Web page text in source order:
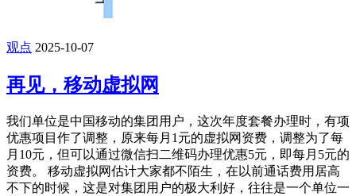
观点 2025-10-07
再见，移动虚拟网
我们单位是中国移动的集团用户，这次年度套餐办理时，有项
优惠项目作了调整，原来每月1元的虚拟网资费，调整为了每
月10元，但可以通过微信扫二维码办理优惠5元，即每月5元的
资费。 移动虚拟网估计大家都不陌生，在以前通话费用居高
不下的时候，这是对集团用户的极大利好，往往是一个单位一